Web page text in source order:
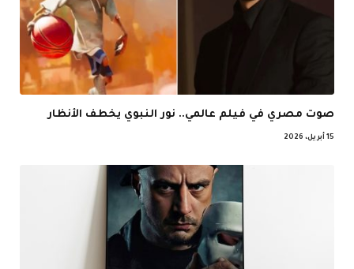
صوت مصري في فيلم عالمي.. نور النبوي يخطف الأنظار
15 أبريل، 2026